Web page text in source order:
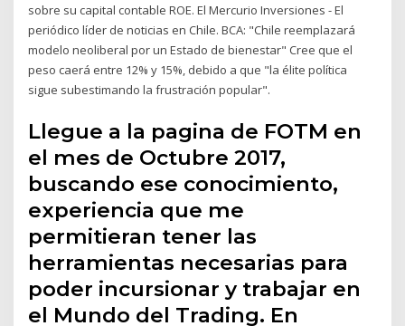
sobre su capital contable ROE. El Mercurio Inversiones - El
periódico líder de noticias en Chile. BCA: "Chile reemplazará
modelo neoliberal por un Estado de bienestar" Cree que el
peso caerá entre 12% y 15%, debido a que "la élite política
sigue subestimando la frustración popular".
Llegue a la pagina de FOTM en
el mes de Octubre 2017,
buscando ese conocimiento,
experiencia que me
permitieran tener las
herramientas necesarias para
poder incursionar y trabajar en
el Mundo del Trading. En